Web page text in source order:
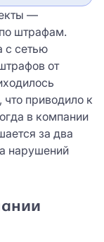
—
штрафам.
с сетью
от
приводило к
в компании
за два
нарушений